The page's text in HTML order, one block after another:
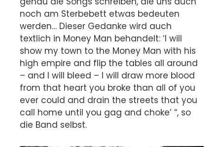
noch am Sterbebett etwas bedeuten
werden… Dieser Gedanke wird auch
textlich in Money Man behandelt: ‘I will
show my town to the Money Man with his
high empire and flip the tables all around
– and I will bleed – I will draw more blood
from that heart you broke than all of you
ever could and drain the streets that you
call home until you gag and choke’ “, so
die Band selbst.